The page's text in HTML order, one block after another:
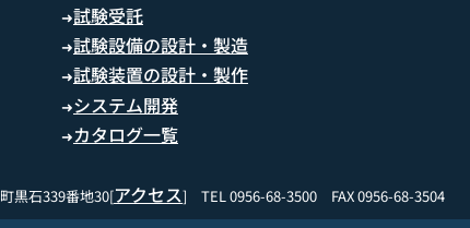
➜試験受託
➜試験設備の設計・製造
➜試験装置の設計・製作
➜システム開発
➜カタログ一覧
黒石339番地30[アクセス] TEL 0956-68-3500 FAX 0956-68-3504